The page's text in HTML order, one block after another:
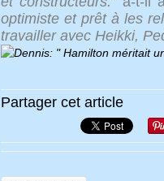
optimiste et prêt à les
travailler avec Heikki,
Partager cet article